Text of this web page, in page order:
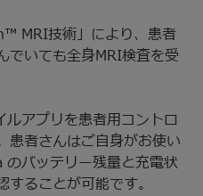
MRI技術」により、患者
でいても全身MRI検査を受
アプリを患者用コントロ
患者さんはご自身がお使い
バッテリー残量と充電状
ることが可能です。